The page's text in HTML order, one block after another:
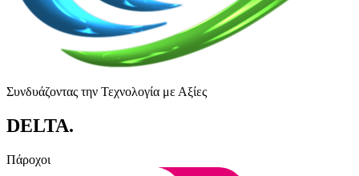
Συνδυάζοντας την Τεχνολογία με Αξίες
DELTA.
Πάροχοι